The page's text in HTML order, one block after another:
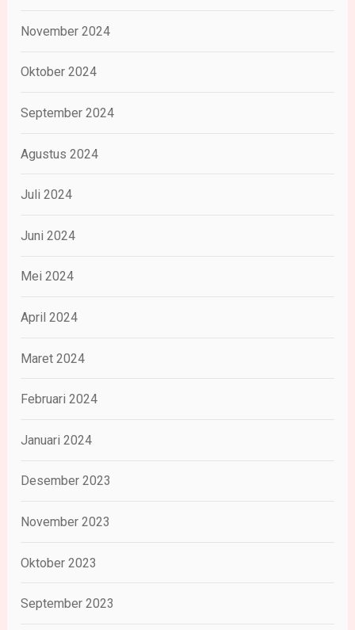
November 2024
Oktober 2024
September 2024
Agustus 2024
Juli 2024
Juni 2024
Mei 2024
April 2024
Maret 2024
Februari 2024
Januari 2024
Desember 2023
November 2023
Oktober 2023
September 2023